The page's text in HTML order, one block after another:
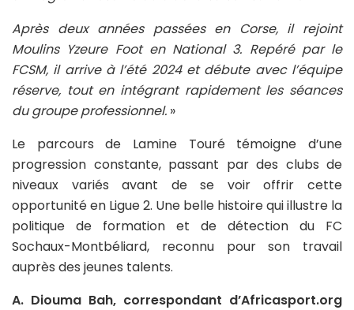
Après deux années passées en Corse, il rejoint
Moulins Yzeure Foot en National 3. Repéré par le
FCSM, il arrive à l’été 2024 et débute avec l’équipe
réserve, tout en intégrant rapidement les séances
du groupe professionnel. »
Le parcours de Lamine Touré témoigne d’une
progression constante, passant par des clubs de
niveaux variés avant de se voir offrir cette
opportunité en Ligue 2. Une belle histoire qui illustre la
politique de formation et de détection du FC
Sochaux-Montbéliard, reconnu pour son travail
auprès des jeunes talents.
A. Diouma Bah, correspondant d’Africasport.org